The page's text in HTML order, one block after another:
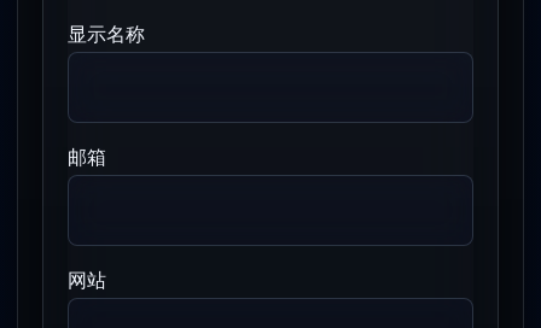
显示名称
邮箱
网站